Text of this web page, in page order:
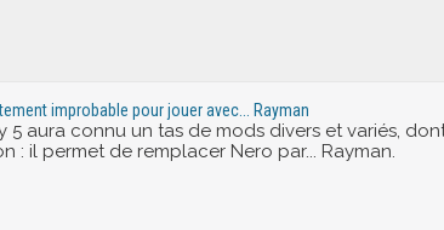
improbable pour jouer avec... Rayman
5 aura connu un tas de mods divers et variés,
: il permet de remplacer Nero par... Rayman.